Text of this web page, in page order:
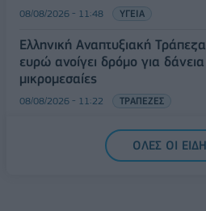
08/08/2026 - 11:48 ΥΓΕΙΑ
Ελληνική Αναπτυξιακή
ευρώ ανοίγει δρόμο για
μικρομεσαίες
08/08/2026 - 11:22 ΤΡΑΠΕΖΕΣ
5G παντού, 6G στον ορίζοντα:
Ελλάδα στη μεγάληΟΛΕΣ ΟΙ